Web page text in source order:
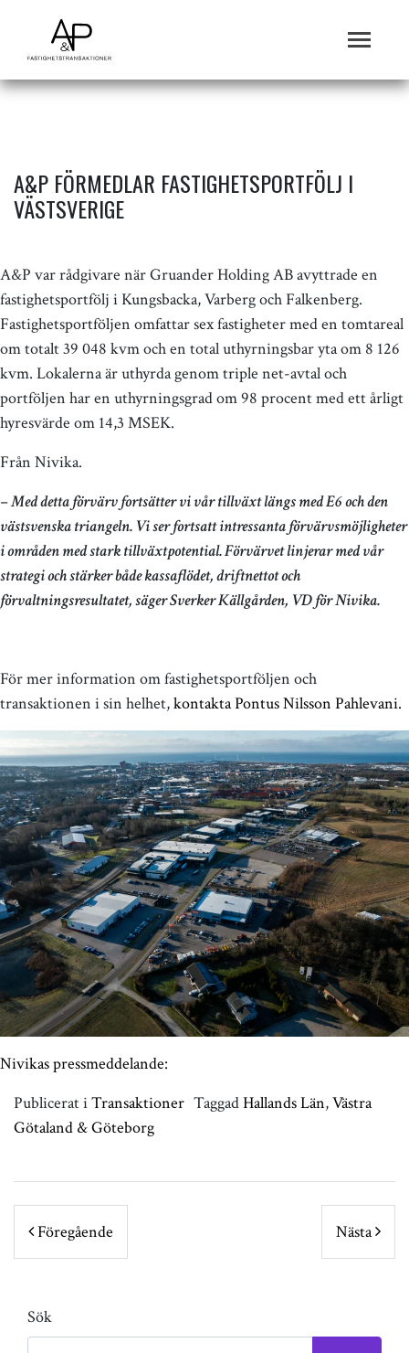
A&P FÖRMEDLAR FASTIGHETSPORTFÖLJ I
VÄSTSVERIGE
A&P var rådgivare när Gruander Holding AB avyttrade en
fastighetsportfölj i Kungsbacka, Varberg och Falkenberg.
Fastighetsportföljen omfattar sex fastigheter med en tomtareal
om totalt 39 048 kvm och en total uthyrningsbar yta om 8 126
kvm. Lokalerna är uthyrda genom triple net-avtal och
portföljen har en uthyrningsgrad om 98 procent med ett årligt
hyresvärde om 14,3 MSEK.
Från Nivika.
– Med detta förvärv fortsätter vi vår tillväxt längs med E6 och den
västsvenska triangeln. Vi ser fortsatt intressanta förvärvsmöjligheter
i områden med stark tillväxtpotential. Förvärvet linjerar med vår
strategi och stärker både kassaflödet, driftnettot och
förvaltningsresultatet, säger Sverker Källgården, VD för Nivika.
För mer information om fastighetsportföljen och
transaktionen i sin helhet,kontakta Pontus Nilsson Pahlevani.
Nivikas pressmeddelande:
Publicerat iTransaktioner TaggadHallands Län,Västra
Götaland & Göteborg
POST NAVIGATION
Föregående Nästa
Sök